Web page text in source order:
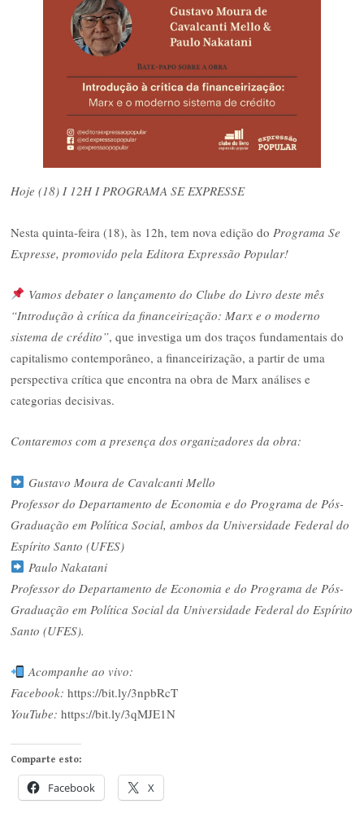
Hoje (18) I 12H I PROGRAMA SE EXPRESSE
Nesta quinta-feira (18), às 12h, tem nova edição do Programa Se
Expresse, promovido pela Editora Expressão Popular!
Vamos debater o lançamento do Clube do Livro deste mês
“Introdução à crítica da financeirização: Marx e o moderno
sistema de crédito”, que investiga um dos traços fundamentais do
capitalismo contemporâneo, a financeirização, a partir de uma
perspectiva crítica que encontra na obra de Marx análises e
categorias decisivas.
Contaremos com a presença dos organizadores da obra:
Gustavo Moura de Cavalcanti Mello
Professor do Departamento de Economia e do Programa de Pós-
Graduação em Política Social, ambos da Universidade Federal do
Espírito Santo (UFES)
Paulo Nakatani
Professor do Departamento de Economia e do Programa de Pós-
Graduação em Política Social da Universidade Federal do Espírito
Santo (UFES).
Acompanhe ao vivo:
Facebook: https://bit.ly/3npbRcT
YouTube: https://bit.ly/3qMJE1N
Comparte esto:
Facebook X